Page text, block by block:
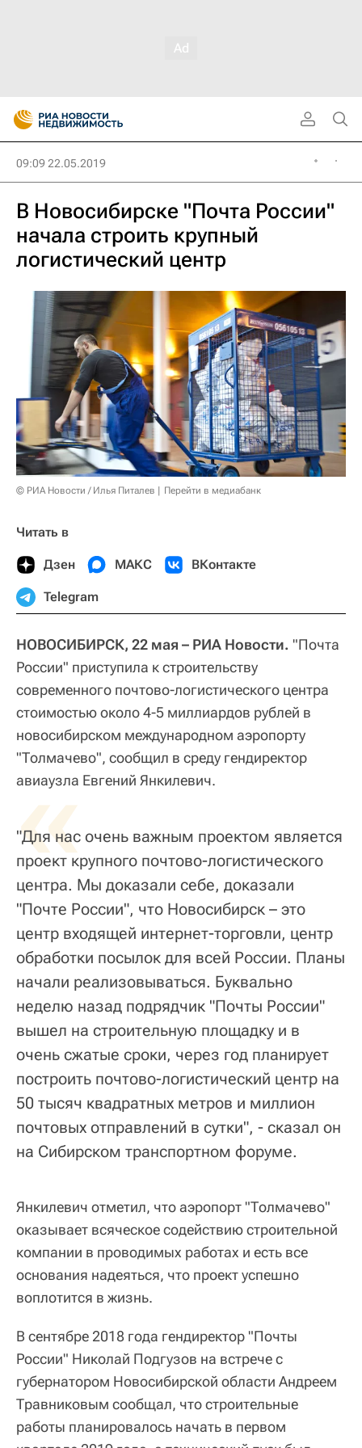
09:09 22.05.2019
В Новосибирске "Почта России"
начала строить крупный
логистический центр
© РИА Новости / Илья Питалев Перейти в медиабанк
Читать в
Дзен МАКС ВКонтакте
Telegram
НОВОСИБИРСК, 22 мая – РИА Новости. "Почта
России" приступила к строительству
современного почтово-логистического центра
стоимостью около 4-5 миллиардов рублей в
новосибирском международном аэропорту
"Толмачево", сообщил в среду гендиректор
авиаузла Евгений Янкилевич.
«
"Для нас очень важным проектом является
проект крупного почтово-логистического
центра. Мы доказали себе, доказали
"Почте России", что Новосибирск – это
центр входящей интернет-торговли, центр
обработки посылок для всей России. Планы
начали реализовываться. Буквально
неделю назад подрядчик "Почты России"
вышел на строительную площадку и в
очень сжатые сроки, через год планирует
построить почтово-логистический центр на
50 тысяч квадратных метров и миллион
почтовых отправлений в сутки", - сказал он
на Сибирском транспортном форуме.
Янкилевич отметил, что аэропорт "Толмачево"
оказывает всяческое содействию строительной
компании в проводимых работах и есть все
основания надеяться, что проект успешно
воплотится в жизнь.
В сентябре 2018 года гендиректор "Почты
России" Николай Подгузов на встрече с
губернатором Новосибирской области Андреем
Травниковым сообщал, что строительные
работы планировалось начать в первом